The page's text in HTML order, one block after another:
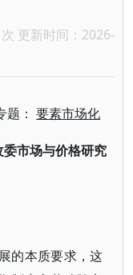
更新时间：2026-
题：要素市场化
委市场与价格研究
的本质要求，这